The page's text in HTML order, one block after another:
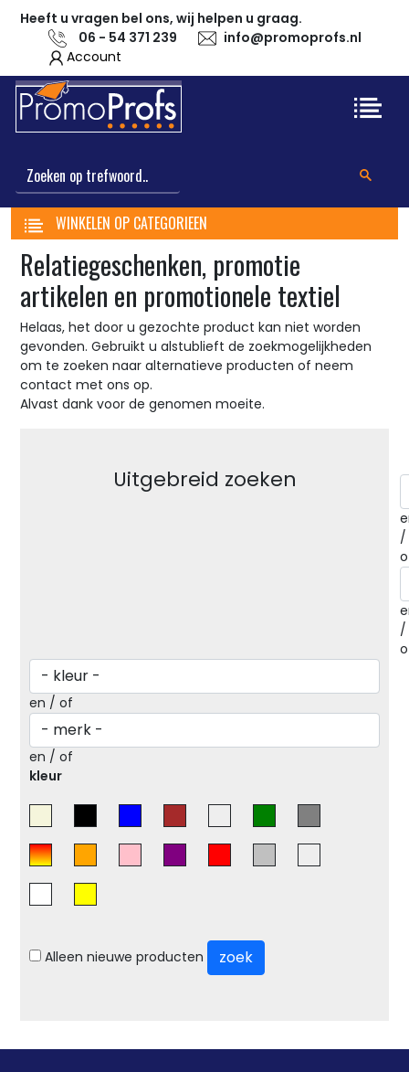
Heeft u vragen bel ons, wij helpen u graag.
06 - 54 371 239
info@promoprofs.nl
Account
WINKELEN OP CATEGORIEEN
Relatiegeschenken, promotie
artikelen en promotionele textiel
Helaas, het door u gezochte product kan niet worden
gevonden. Gebruikt u alstublieft de zoekmogelijkheden
om te zoeken naar alternatieve producten of neem
contact met ons op.
Alvast dank voor de genomen moeite.
Uitgebreid zoeken
/
/
en / of
en / of
kleur
Alleen nieuwe producten zoek